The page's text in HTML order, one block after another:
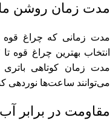
مدت زمان روشن
مدت زمانی که چراغ قوه
مدت زمان کوتاهی
می‌توانند ساعت‌ها نوردهی
مقاومت در برابر